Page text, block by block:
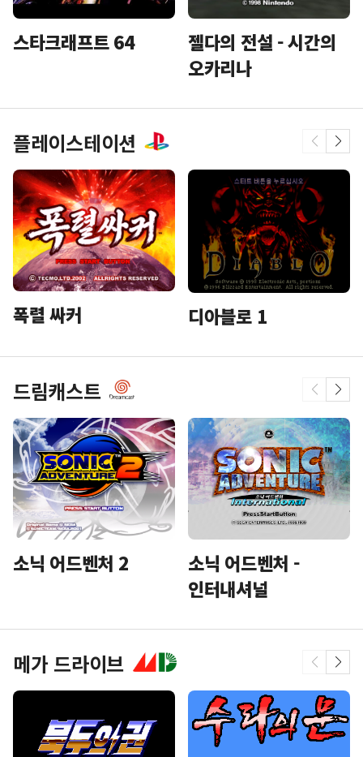
스타크래프트 64
젤다의 전설 - 시간의
오카리나
플레이스테이션
폭렬 싸커 디아블로 1
드림캐스트
소닉 어드벤처 2
소닉 어드벤처 -
인터내셔널
메가 드라이브